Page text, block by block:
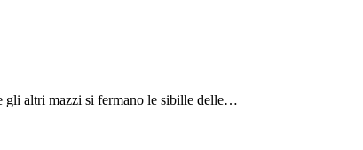
gli altri mazzi si fermano le sibille delle…